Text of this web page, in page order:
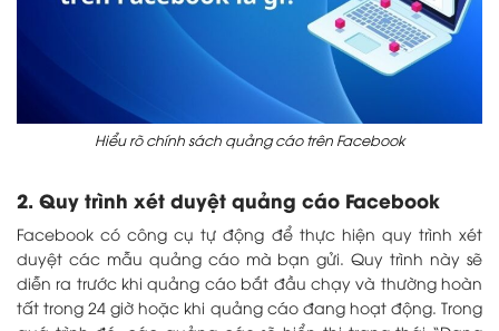
Hiểu rõ chính sách quảng cáo trên Facebook
2. Quy trình xét duyệt quảng cáo Facebook
Facebook có công cụ tự động để thực hiện quy trình xét
duyệt các mẫu quảng cáo mà bạn gửi. Quy trình này sẽ
diễn ra trước khi quảng cáo bắt đầu chạy và thường hoàn
tất trong 24 giờ hoặc khi quảng cáo đang hoạt động. Trong